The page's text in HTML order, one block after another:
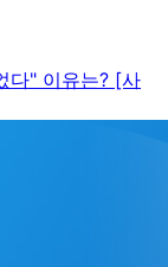
다" 이유는? [사